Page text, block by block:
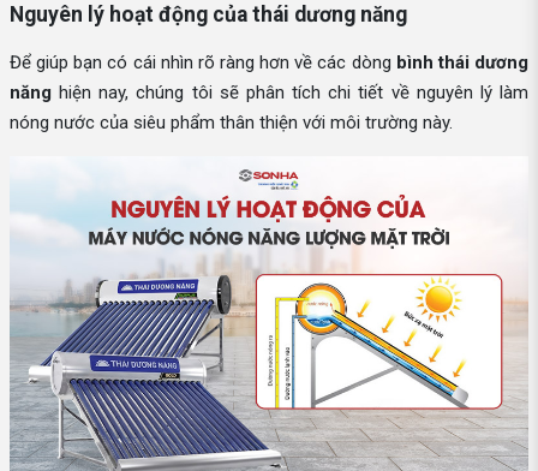
Nguyên lý hoạt động của thái dương năng
Để giúp bạn có cái nhìn rõ ràng hơn về các dòng bình thái dương
năng hiện nay, chúng tôi sẽ phân tích chi tiết về nguyên lý làm
nóng nước của siêu phẩm thân thiện với môi trường này.